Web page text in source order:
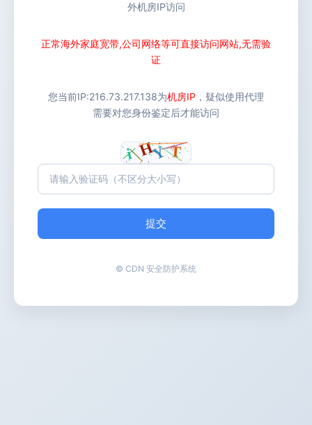
外机房IP访问
正常海外家庭宽带,公司网络等可直接访问网站,无需验
证
您当前IP:216.73.217.138为机房IP ，疑似使用代理
需要对您身份鉴定后才能访问
提交
© CDN 安全防护系统